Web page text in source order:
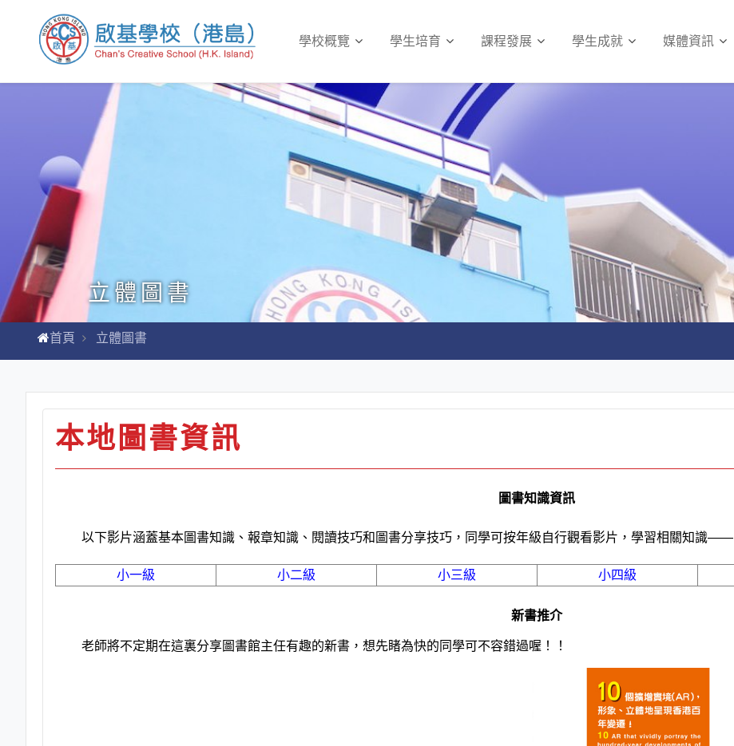
學校概覽 學生培育 課程發展 學生成就 媒體資訊
立體圖書
首頁 立體圖書
本地圖書資訊
圖書知識資訊
以下影片涵蓋基本圖書知識、報章知識、閱讀技巧和圖書分享技巧，同學可按年級自行觀看影片，學習相關知識——
小一級 小二級 小三級 小四級
新書推介
老師將不定期在這裏分享圖書館主任有趣的新書，想先睹為快的同學可不容錯過喔！！